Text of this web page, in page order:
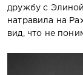
дружбу с
натравила на
вид, что не